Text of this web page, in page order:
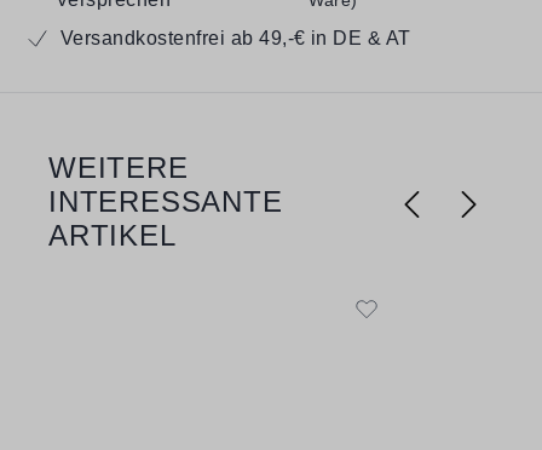
Versandkostenfrei ab 49,-€ in DE & AT
Produktgalerie überspringen
WEITERE
INTERESSANTE
ARTIKEL